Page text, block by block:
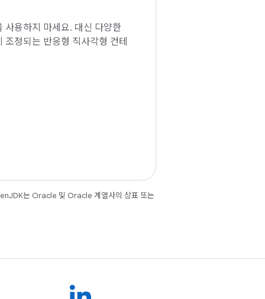
사용하지 마세요. 대신 다양한
정되는 반응형 직사각형 컨테
는 Oracle 및 Oracle 계열사의 상표 또는